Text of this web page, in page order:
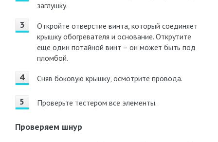
заглушку.
Откройте отверстие винта, который соединяет
крышку обогревателя и основание. Открутите
еще один потайной винт – он может быть под
пломбой.
Сняв боковую крышку, осмотрите провода.
Проверьте тестером все элементы.
Проверяем шнур